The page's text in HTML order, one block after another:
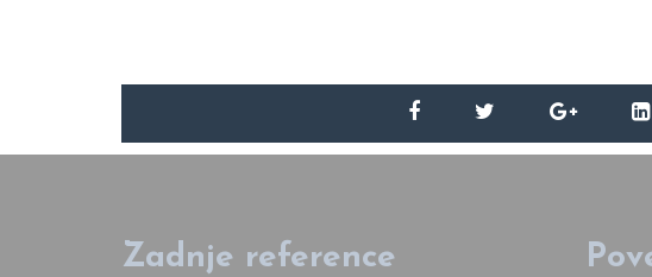
Zadnje reference